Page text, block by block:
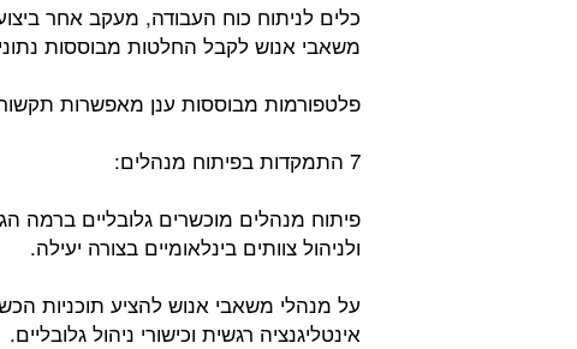
כלים לניתוח כוח העבודה, מעקב אחר
משאבי אנוש לקבל החלטות מבוססות
פלטפורמות מבוססות ענן מאפשרות
7 התמקדות בפיתוח מנהלים:
פיתוח מנהלים מוכשרים גלובליים ברמה
ולניהול צוותים בינלאומיים בצורה יעילה.
על מנהלי משאבי אנוש להציע תוכניות
אינטליגנציה רגשית וכישורי ניהול גלובליים.